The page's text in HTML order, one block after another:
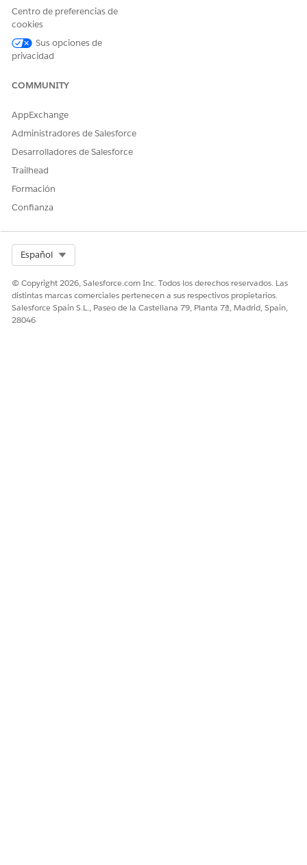
¿RESOLVIÓ ESTE ARTÍCULO SU PROBLEMA?
Centro de preferencias de
cookies
Sus opciones de
privacidad
COMMUNITY
AppExchange
Administradores de Salesforce
Desarrolladores de Salesforce
Trailhead
Formación
Confianza
Español
© Copyright 2026, Salesforce.com Inc. Todos los derechos reservados. Las
distintas marcas comerciales pertenecen a sus respectivos propietarios.
Salesforce Spain S.L., Paseo de la Castellana 79, Planta 7ª, Madrid, Spain,
28046